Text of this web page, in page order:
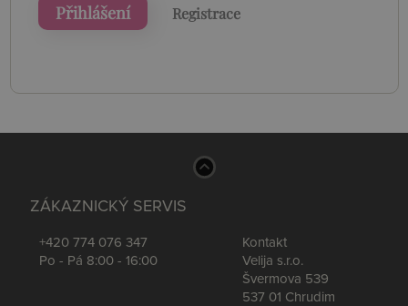
Přihlášení Registrace
ZÁKAZNICKÝ SERVIS
+420 774 076 347
Po - Pá 8:00 - 16:00
Kontakt
Velija s.r.o.
Švermova 539
537 01 Chrudim